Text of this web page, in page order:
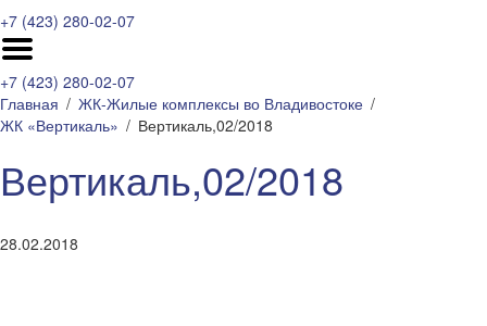
+7 (423) 280-02-07
+7 (423) 280-02-07
Главная
ЖК-Жилые комплексы во Владивостоке
ЖК «Вертикаль»
Вертикаль,02/2018
Вертикаль,02/2018
28.02.2018